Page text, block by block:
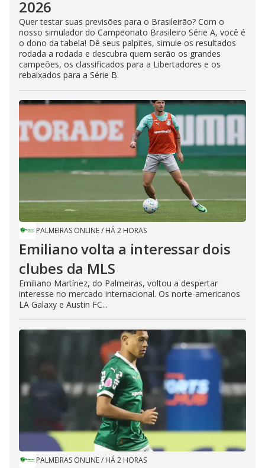
2026
Quer testar suas previsões para o Brasileirão? Com o
nosso simulador do Campeonato Brasileiro Série A, você é
o dono da tabela! Dê seus palpites, simule os resultados
rodada a rodada e descubra quem serão os grandes
campeões, os classificados para a Libertadores e os
rebaixados para a Série B.
PALMEIRAS ONLINE/ HÁ 2 HORAS
Emiliano volta a interessar dois
clubes da MLS
Emiliano Martínez, do Palmeiras, voltou a despertar
interesse no mercado internacional. Os norte-americanos
LA Galaxy e Austin FC...
PALMEIRAS ONLINE/ HÁ 2 HORAS